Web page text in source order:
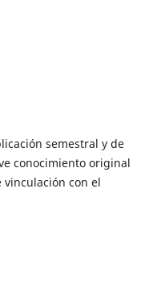
semestral y de
conocimiento original
vinculación con el